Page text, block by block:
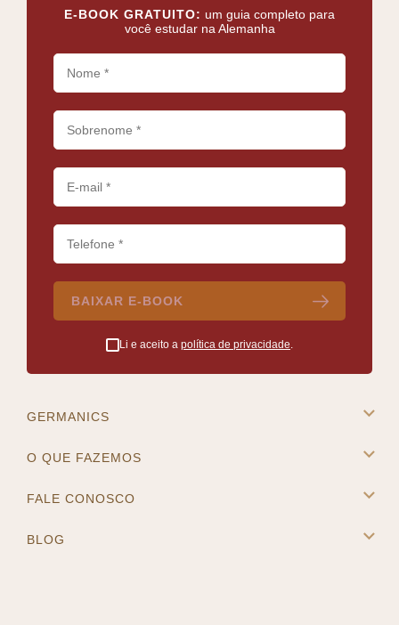
E-BOOK GRATUITO: um guia completo para
você estudar na Alemanha
BAIXAR E-BOOK
Li e aceito a política de privacidade.
GERMANICS
O QUE FAZEMOS
FALE CONOSCO
BLOG